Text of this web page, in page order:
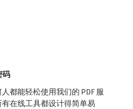
码
都能轻松使用我们的 PDF 服
在线工具都设计得简单易